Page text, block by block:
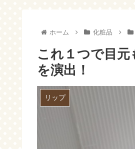
ホーム 化粧品
これ１つで目
を演出！
リップ